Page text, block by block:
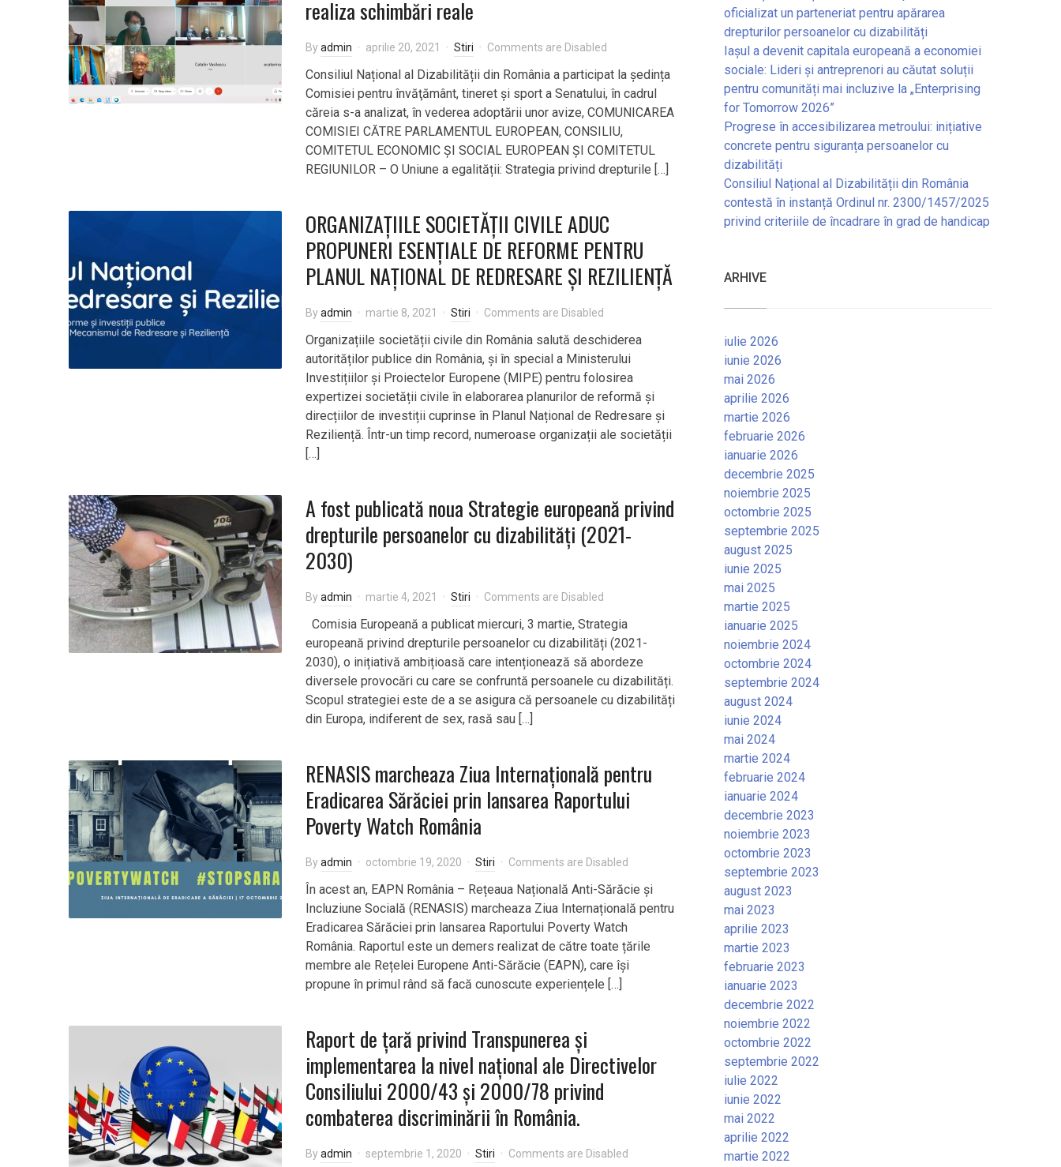
realiza schimbări reale
Byadmin aprilie 20, 2021 Stiri Comments are Disabled
Consiliul Național al Dizabilității din România a participat la ședința
Comisiei pentru învăţământ, tineret şi sport a Senatului, în cadrul
căreia s-a analizat, în vederea adoptării unor avize, COMUNICAREA
COMISIEI CĂTRE PARLAMENTUL EUROPEAN, CONSILIU,
COMITETUL ECONOMIC ȘI SOCIAL EUROPEAN ȘI COMITETUL
REGIUNILOR – O Uniune a egalității: Strategia privind drepturile […]
ORGANIZAȚIILE SOCIETĂȚII CIVILE ADUC
PROPUNERI ESENȚIALE DE REFORME PENTRU
PLANUL NAȚIONAL DE REDRESARE ȘI REZILIENȚĂ
Byadmin martie 8, 2021 Stiri Comments are Disabled
Organizațiile societății civile din România salută deschiderea
autorităților publice din România, și în special a Ministerului
Investițiilor și Proiectelor Europene (MIPE) pentru folosirea
expertizei societății civile în elaborarea planurilor de reformă și
direcțiilor de investiții cuprinse în Planul Național de Redresare și
Reziliență. Într-un timp record, numeroase organizații ale societății
[…]
A fost publicată noua Strategie europeană privind
drepturile persoanelor cu dizabilități (2021-
2030)
Byadmin martie 4, 2021 Stiri Comments are Disabled
Comisia Europeană a publicat miercuri, 3 martie, Strategia
europeană privind drepturile persoanelor cu dizabilități (2021-
2030), o inițiativă ambițioasă care intenționează să abordeze
diversele provocări cu care se confruntă persoanele cu dizabilități.
Scopul strategiei este de a se asigura că persoanele cu dizabilități
din Europa, indiferent de sex, rasă sau […]
RENASIS marcheaza Ziua Internațională pentru
Eradicarea Sărăciei prin lansarea Raportului
Poverty Watch România
Byadmin octombrie 19, 2020 Stiri Comments are Disabled
În acest an, EAPN România – Rețeaua Națională Anti-Sărăcie și
Incluziune Socială (RENASIS) marcheaza Ziua Internațională pentru
Eradicarea Sărăciei prin lansarea Raportului Poverty Watch
România. Raportul este un demers realizat de către toate țările
membre ale Rețelei Europene Anti-Sărăcie (EAPN), care își
propune în primul rând să facă cunoscute experiențele […]
Raport de ţară privind Transpunerea şi
implementarea la nivel naţional ale Directivelor
Consiliului 2000/43 şi 2000/78 privind
combaterea discriminării în România.
Byadmin septembrie 1, 2020 Stiri Comments are Disabled
oficializat un parteneriat pentru apărarea
drepturilor persoanelor cu dizabilități
Iașul a devenit capitala europeană a economiei
sociale: Lideri și antreprenori au căutat soluții
pentru comunități mai incluzive la „Enterprising
for Tomorrow 2026”
Progrese în accesibilizarea metroului: inițiative
concrete pentru siguranța persoanelor cu
dizabilități
Consiliul Național al Dizabilității din România
contestă în instanță Ordinul nr. 2300/1457/2025
privind criteriile de încadrare în grad de handicap
ARHIVE
iulie 2026
iunie 2026
mai 2026
aprilie 2026
martie 2026
februarie 2026
ianuarie 2026
decembrie 2025
noiembrie 2025
octombrie 2025
septembrie 2025
august 2025
iunie 2025
mai 2025
martie 2025
ianuarie 2025
noiembrie 2024
octombrie 2024
septembrie 2024
august 2024
iunie 2024
mai 2024
martie 2024
februarie 2024
ianuarie 2024
decembrie 2023
noiembrie 2023
octombrie 2023
septembrie 2023
august 2023
mai 2023
aprilie 2023
martie 2023
februarie 2023
ianuarie 2023
decembrie 2022
noiembrie 2022
octombrie 2022
septembrie 2022
iulie 2022
iunie 2022
mai 2022
aprilie 2022
martie 2022